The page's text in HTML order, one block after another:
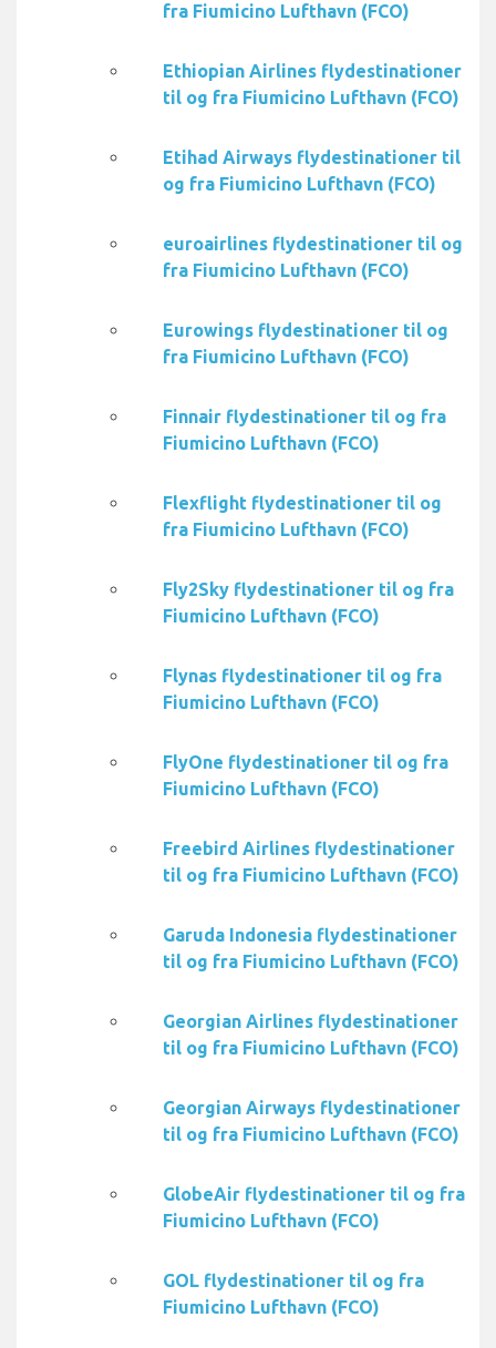
fra Fiumicino Lufthavn (FCO)
Ethiopian Airlines flydestinationer
til og fra Fiumicino Lufthavn (FCO)
Etihad Airways flydestinationer til
og fra Fiumicino Lufthavn (FCO)
euroairlines flydestinationer til og
fra Fiumicino Lufthavn (FCO)
Eurowings flydestinationer til og
fra Fiumicino Lufthavn (FCO)
Finnair flydestinationer til og fra
Fiumicino Lufthavn (FCO)
Flexflight flydestinationer til og
fra Fiumicino Lufthavn (FCO)
Fly2Sky flydestinationer til og fra
Fiumicino Lufthavn (FCO)
Flynas flydestinationer til og fra
Fiumicino Lufthavn (FCO)
FlyOne flydestinationer til og fra
Fiumicino Lufthavn (FCO)
Freebird Airlines flydestinationer
til og fra Fiumicino Lufthavn (FCO)
Garuda Indonesia flydestinationer
til og fra Fiumicino Lufthavn (FCO)
Georgian Airlines flydestinationer
til og fra Fiumicino Lufthavn (FCO)
Georgian Airways flydestinationer
til og fra Fiumicino Lufthavn (FCO)
GlobeAir flydestinationer til og fra
Fiumicino Lufthavn (FCO)
GOL flydestinationer til og fra
Fiumicino Lufthavn (FCO)